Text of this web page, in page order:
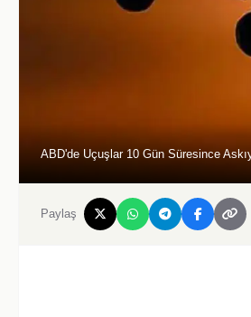
ABD'de Uçuşlar 10 Gün Süresince
Paylaş